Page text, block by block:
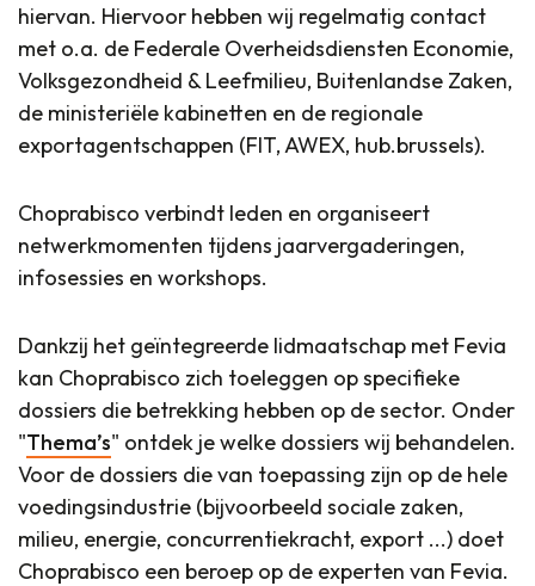
hiervan. Hiervoor hebben wij regelmatig contact
met o.a. de Federale Overheidsdiensten Economie,
Volksgezondheid & Leefmilieu, Buitenlandse Zaken,
de ministeriële kabinetten en de regionale
exportagentschappen (FIT, AWEX, hub.brussels).
Choprabisco verbindt leden en organiseert
netwerkmomenten tijdens jaarvergaderingen,
infosessies en workshops.
Dankzij het geïntegreerde lidmaatschap met Fevia
kan Choprabisco zich toeleggen op specifieke
dossiers die betrekking hebben op de sector. Onder
"Thema’s" ontdek je welke dossiers wij behandelen.
Voor de dossiers die van toepassing zijn op de hele
voedingsindustrie (bijvoorbeeld sociale zaken,
milieu, energie, concurrentiekracht, export ...) doet
Choprabisco een beroep op de experten van Fevia.